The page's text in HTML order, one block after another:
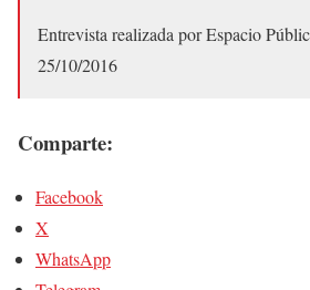
Entrevista realizada por Espacio
25/10/2016
Comparte:
Facebook
X
WhatsApp